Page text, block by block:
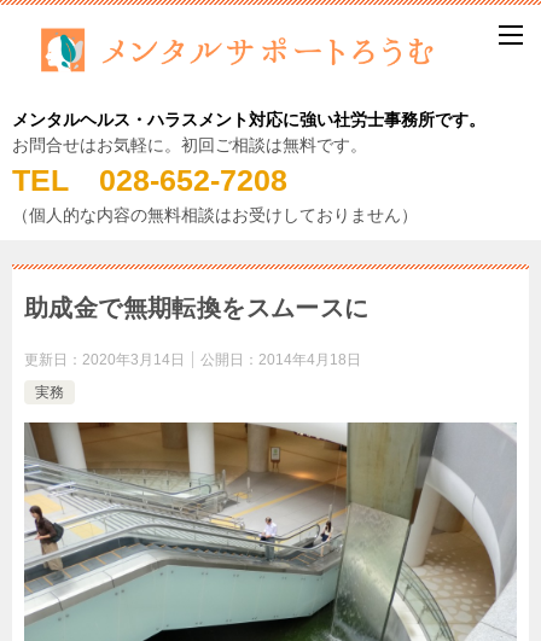
メンタルヘルス・ハラスメント対応に強い社労士事務所です。
お問合せはお気軽に。初回ご相談は無料です。
TEL 028-652-7208
（個人的な内容の無料相談はお受けしておりません）
助成金で無期転換をスムースに
更新日： 2020年3月14日 公開日： 2014年4月18日
実務